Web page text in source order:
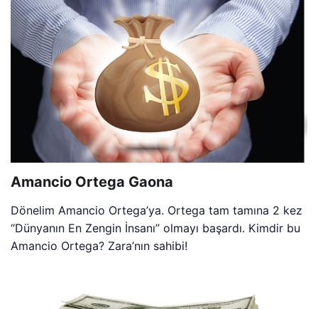
Amancio Ortega Gaona
Dönelim Amancio Ortega’ya. Ortega tam tamına 2 kez
“Dünyanın En Zengin İnsanı” olmayı başardı. Kimdir bu
Amancio Ortega? Zara’nın sahibi!